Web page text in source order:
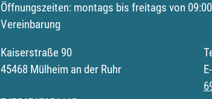
Öffnungszeiten: montags bis freitags von
Vereinbarung
Kaiserstraße 90
45468 Mülheim an der Ruhr